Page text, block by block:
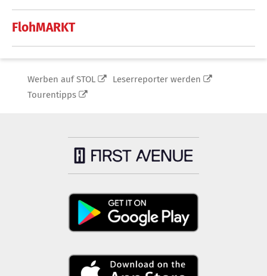
FlohMARKT
Werben auf STOL
Leserreporter werden
Tourentipps